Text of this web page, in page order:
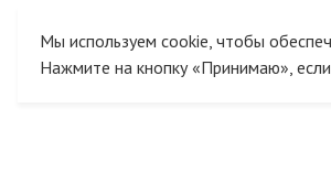
Мы используем cookie, чтобы
Нажмите на кнопку «Принимаю»,